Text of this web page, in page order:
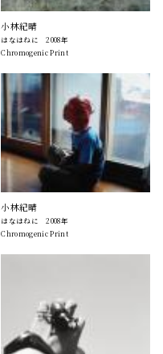
小林紀晴
はなはねに 2008年
Chromogenic Print
小林紀晴
はなはねに 2008年
Chromogenic Print